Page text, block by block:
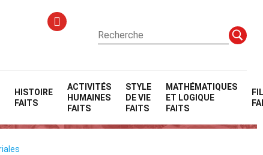
HISTOIRE
FAITS
ACTIVITÉS
HUMAINES
FAITS
STYLE
DE VIE
FAITS
MATHÉMATIQUES
ET LOGIQUE
FAITS